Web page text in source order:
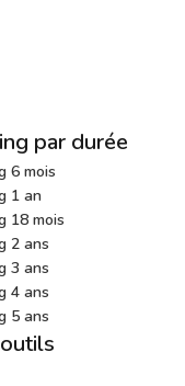
par durée
6 mois
1 an
18 mois
2 ans
3 ans
4 ans
5 ans